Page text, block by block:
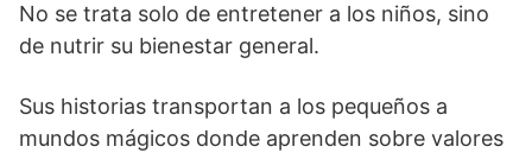
No se trata solo de entretener a los niños, sino
de nutrir su bienestar general.
Sus historias transportan a los pequeños a
mundos mágicos donde aprenden sobre valores